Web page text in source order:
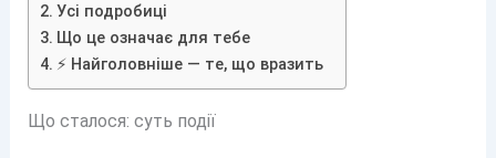
Усі подробиці
Що це означає для тебе
⚡ Найголовніше — те, що вразить
Що сталося: суть події